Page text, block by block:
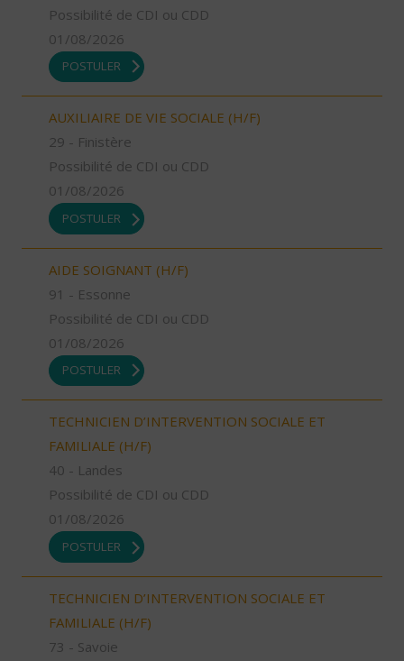
Possibilité de CDI ou CDD
01/08/2026
POSTULER
AUXILIAIRE DE VIE SOCIALE (H/F)
29 - Finistère
Possibilité de CDI ou CDD
01/08/2026
POSTULER
AIDE SOIGNANT (H/F)
91 - Essonne
Possibilité de CDI ou CDD
01/08/2026
POSTULER
TECHNICIEN D’INTERVENTION SOCIALE ET
FAMILIALE (H/F)
40 - Landes
Possibilité de CDI ou CDD
01/08/2026
POSTULER
TECHNICIEN D’INTERVENTION SOCIALE ET
FAMILIALE (H/F)
73 - Savoie